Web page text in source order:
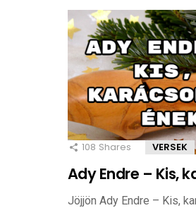
108 Shares VERSEK
Ady Endre – Kis,
Jöjjön Ady Endre – Kis,